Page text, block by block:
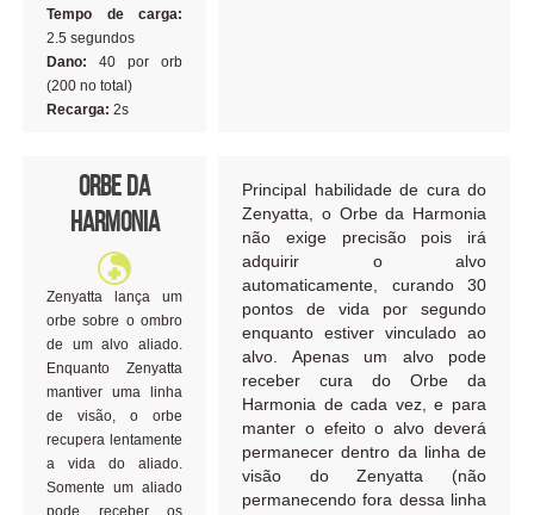
Tempo de carga:
2.5 segundos
Dano: 40 por orb
(200 no total)
Recarga: 2s
Orbe da
Harmonia
Zenyatta lança um
orbe sobre o ombro
de um alvo aliado.
Enquanto Zenyatta
mantiver uma linha
de visão, o orbe
recupera lentamente
a vida do aliado.
Somente um aliado
Principal habilidade de cura do
Zenyatta, o Orbe da Harmonia
não exige precisão pois irá
adquirir o alvo
automaticamente, curando 30
pontos de vida por segundo
enquanto estiver vinculado ao
alvo. Apenas um alvo pode
receber cura do Orbe da
Harmonia de cada vez, e para
manter o efeito o alvo deverá
permanecer dentro da linha de
visão do Zenyatta (não
permanecendo fora dessa linha